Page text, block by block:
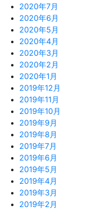
2020年7月
2020年6月
2020年5月
2020年4月
2020年3月
2020年2月
2020年1月
2019年12月
2019年11月
2019年10月
2019年9月
2019年8月
2019年7月
2019年6月
2019年5月
2019年4月
2019年3月
2019年2月